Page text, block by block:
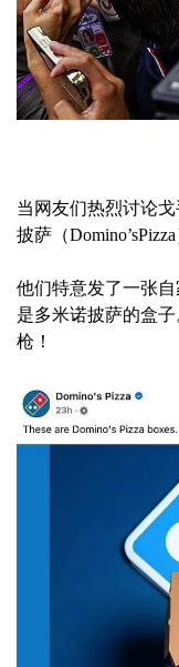
当网友们热烈讨论
披萨（
他们特意发了一张
是多米诺披萨的盒
枪！